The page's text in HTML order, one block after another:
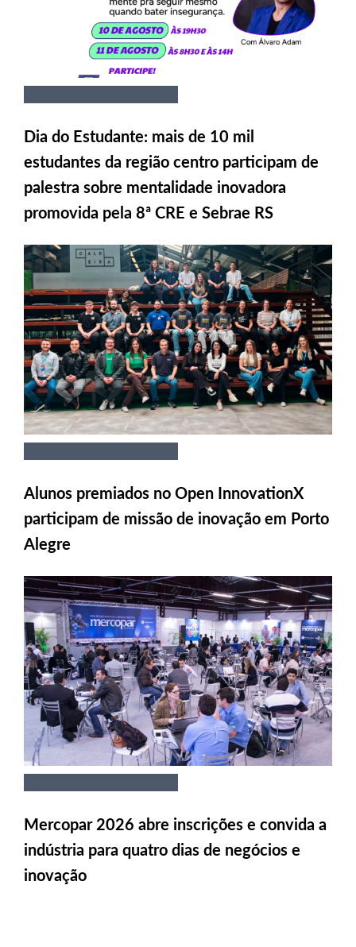
Dia do Estudante: mais de 10 mil
estudantes da região centro participam de
palestra sobre mentalidade inovadora
promovida pela 8ª CRE e Sebrae RS
Alunos premiados no Open InnovationX
participam de missão de inovação em Porto
Alegre
Mercopar 2026 abre inscrições e convida a
indústria para quatro dias de negócios e
inovação